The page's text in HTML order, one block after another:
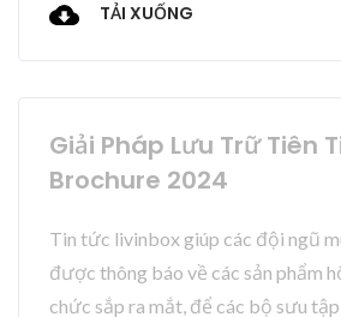
TẢI XUỐNG
Giải Pháp Lưu Trữ Tiên
Brochure 2024
Tin tức livinbox giúp các đội ngũ
được thông báo về các sản phẩm
chức sắp ra mắt, để các bộ sưu